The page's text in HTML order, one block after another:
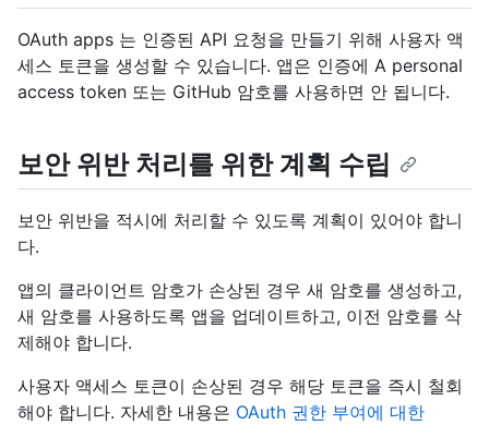
OAuth apps 는 인증된 API 요청을 만들기 위해 사용자 액
세스 토큰을 생성할 수 있습니다. 앱은 인증에 A personal
access token 또는 GitHub 암호를 사용하면 안 됩니다.
보안 위반 처리를 위한 계획 수립
보안 위반을 적시에 처리할 수 있도록 계획이 있어야 합니
다.
앱의 클라이언트 암호가 손상된 경우 새 암호를 생성하고,
새 암호를 사용하도록 앱을 업데이트하고, 이전 암호를 삭
제해야 합니다.
사용자 액세스 토큰이 손상된 경우 해당 토큰을 즉시 철회
해야 합니다. 자세한 내용은 OAuth 권한 부여에 대한